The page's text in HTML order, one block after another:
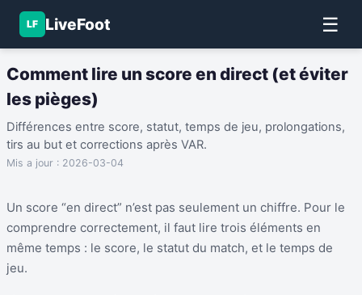
LF LiveFoot ☰
Comment lire un score en direct (et éviter
les pièges)
Différences entre score, statut, temps de jeu, prolongations,
tirs au but et corrections après VAR.
Mis a jour : 2026-03-04
Un score “en direct” n’est pas seulement un chiffre. Pour le
comprendre correctement, il faut lire trois éléments en
même temps : le score, le statut du match, et le temps de
jeu.